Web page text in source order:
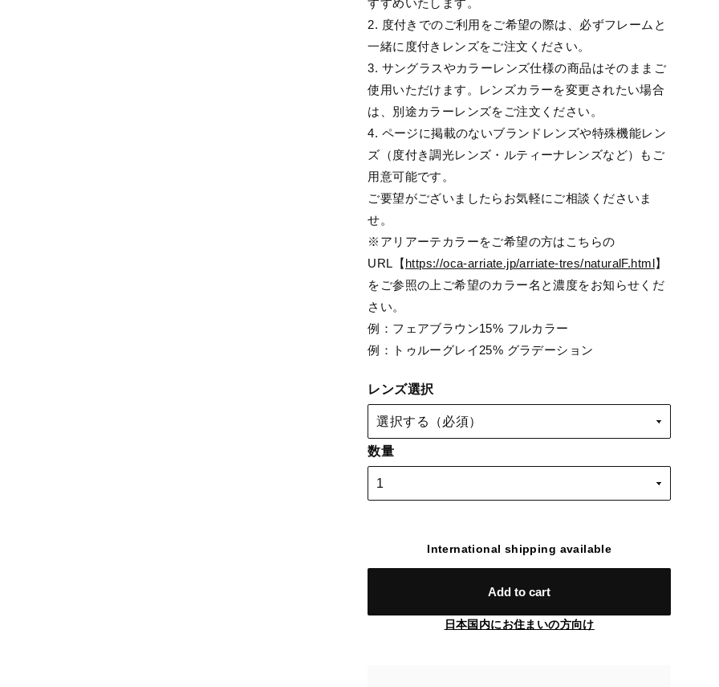
すすめいたします。
2. 度付きでのご利用をご希望の際は、必ずフレームと
一緒に度付きレンズをご注文ください。
3. サングラスやカラーレンズ仕様の商品はそのままご
使用いただけます。レンズカラーを変更されたい場合
は、別途カラーレンズをご注文ください。
4. ページに掲載のないブランドレンズや特殊機能レン
ズ（度付き調光レンズ・ルティーナレンズなど）もご
用意可能です。
ご要望がございましたらお気軽にご相談くださいま
せ。
※アリアーテカラーをご希望の方はこちらの
URL【https://oca-arriate.jp/arriate-tres/naturalF.html】
をご参照の上ご希望のカラー名と濃度をお知らせくだ
さい。
例：フェアブラウン15% フルカラー
例：トゥルーグレイ25% グラデーション
レンズ選択
数量
International shipping available
Add to cart
日本国内にお住まいの方向け